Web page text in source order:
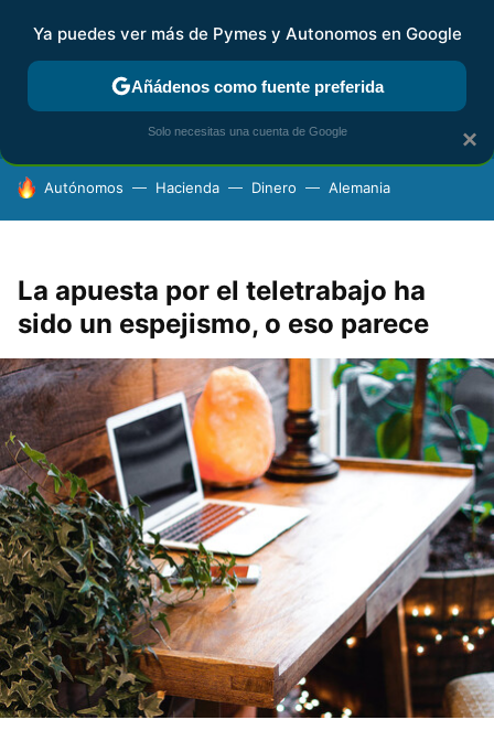
FISCALIDAD Y CONTABILIDAD KIT DIGITAL RENTA
HOY SE HABLA DE
Autónomos Hacienda Dinero Alemania
La apuesta por el teletrabajo ha
sido un espejismo, o eso parece
×
Ya puedes ver más de Pymes y Autonomos en Google
Añádenos como fuente preferida
Solo necesitas una cuenta de Google